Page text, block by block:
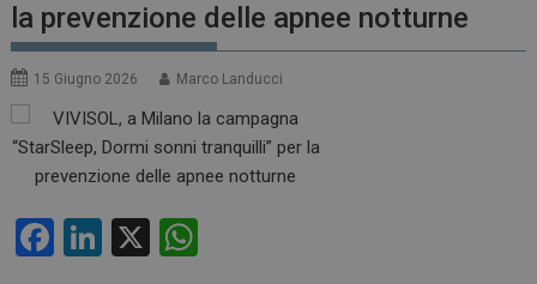
la prevenzione delle apnee notturne
15 Giugno 2026 Marco Landucci
F
Li X